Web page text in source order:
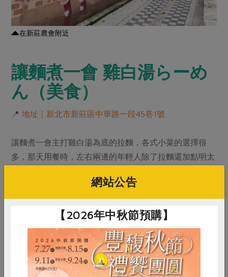
在新莊農會附近
讓麵煮一會 雞白湯らーめ
ん（美食）
📍地址｜新北市新莊區中華路一段45巷1號
讓麵煮一會主打雞白湯為底的拉麵，各式小菜的選擇很
多，那天用餐時，左右兩邊的年輕人除了拉麵還加點明太
口沒那麼好，只能PASS。我吃的「川·辛雞白湯拉麵」，
色香味俱全，橫跨在碗面上的綠色糯米椒與紅色辣油，配
色效果很吸晴。糯米椒炙烤過，慢慢咀嚼會有淡雅的甜味
出現，湯頭雖然加了辣油，但不會很辣，濃醇的雞白湯有
了辣油調和，反而更好喝。細直麵的麵條有彈牙口感，舒
肥雞肉叉燒有四片，是令人飽足的一碗麵。
網站公告
【2026年中秋節預購】